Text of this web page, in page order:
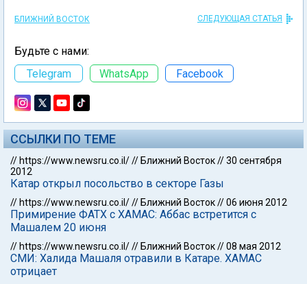
БЛИЖНИЙ ВОСТОК СЛЕДУЮЩАЯ СТАТЬЯ
Будьте с нами:
Telegram
WhatsApp Facebook
ССЫЛКИ ПО ТЕМЕ
// https://www.newsru.co.il/// Ближний Восток//30 сентября
2012
Катар открыл посольство в секторе Газы
// https://www.newsru.co.il/// Ближний Восток//06 июня 2012
Примирение ФАТХ с ХАМАС: Аббас встретится с
Машалем 20 июня
// https://www.newsru.co.il/// Ближний Восток//08 мая 2012
СМИ: Халида Машаля отравили в Катаре. ХАМАС
отрицает